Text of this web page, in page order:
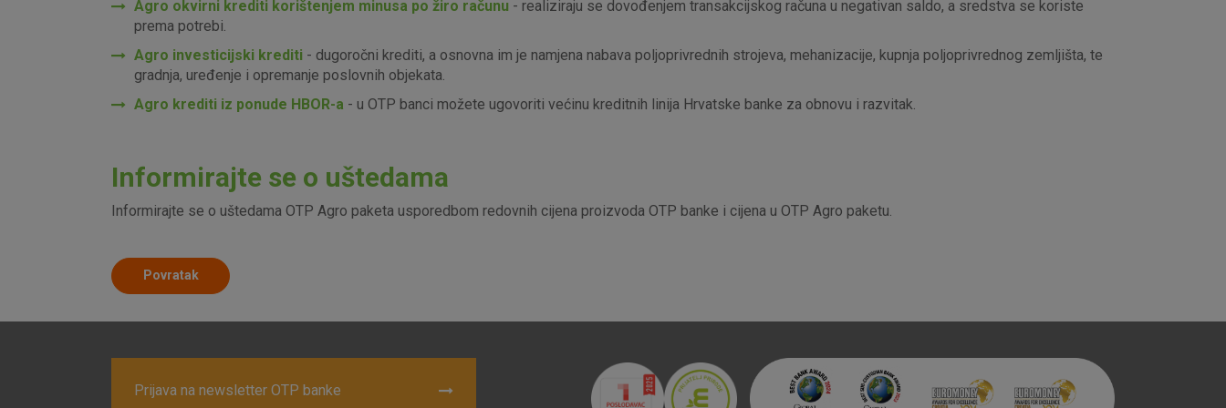
Agro okvirni krediti korištenjem minusa po žiro računu - realiziraju se dovođenjem transakcijskog računa u negativan saldo, a sredstva se koriste
prema potrebi.
Agro investicijski krediti - dugoročni krediti, a osnovna im je namjena nabava poljoprivrednih strojeva, mehanizacije, kupnja poljoprivrednog zemljišta, te
gradnja, uređenje i opremanje poslovnih objekata.
Agro krediti iz ponude HBOR-a - u OTP banci možete ugovoriti većinu kreditnih linija Hrvatske banke za obnovu i razvitak.
Informirajte se o uštedama
Informirajte se o uštedama OTP Agro paketa usporedbom redovnih cijena proizvoda OTP banke i cijena u OTP Agro paketu.
Povratak
Prijava na newsletter OTP banke
Marketinški
kolačići